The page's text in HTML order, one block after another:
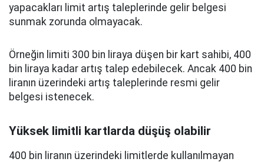
yapacakları limit artış taleplerinde gelir belgesi
sunmak zorunda olmayacak.
Örneğin limiti 300 bin liraya düşen bir kart sahibi, 400
bin liraya kadar artış talep edebilecek. Ancak 400 bin
liranın üzerindeki artış taleplerinde resmi gelir
belgesi istenecek.
Yüksek limitli kartlarda düşüş olabilir
400 bin liranın üzerindeki limitlerde kullanılmayan